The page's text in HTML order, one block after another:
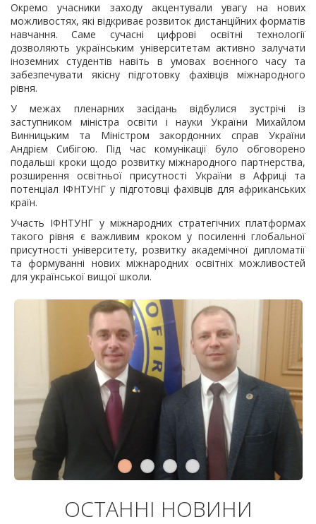
Окремо учасники заходу акцентували увагу на нових
можливостях, які відкриває розвиток дистанційних форматів
навчання. Саме сучасні цифрові освітні технології
дозволяють українським університетам активно залучати
іноземних студентів навіть в умовах воєнного часу та
забезпечувати якісну підготовку фахівців міжнародного
рівня.
У межах пленарних засідань відбулися зустрічі із
заступником міністра освіти і науки України Михайлом
Винницьким та Міністром закордонних справ України
Андрієм Сибігою. Під час комунікації було обговорено
подальші кроки щодо розвитку міжнародного партнерства,
розширення освітньої присутності України в Африці та
потенціал ІФНТУНГ у підготовці фахівців для африканських
країн.
Участь ІФНТУНГ у міжнародних стратегічних платформах
такого рівня є важливим кроком у посиленні глобальної
присутності університету, розвитку академічної дипломатії
та формуванні нових міжнародних освітніх можливостей
для української вищої школи.
ОСТАННІ НОВИНИ